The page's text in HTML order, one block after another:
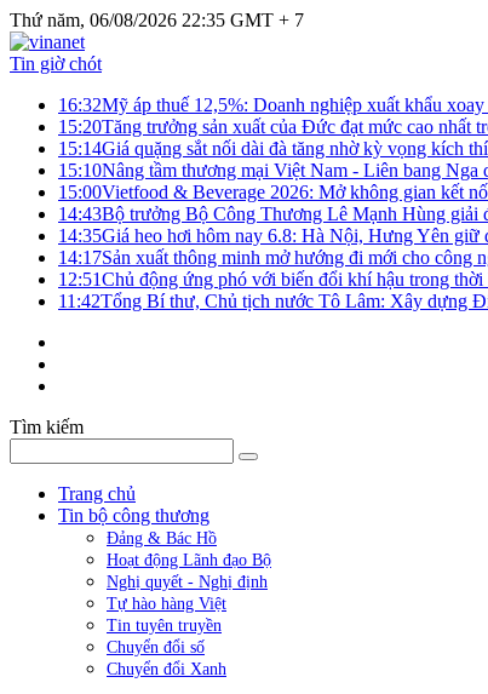
Thứ năm, 06/08/2026 22:35 GMT + 7
Tin giờ chót
16:32Mỹ áp thuế 12,5%: Doanh nghiệp xuất khẩu
15:20Tăng trưởng sản xuất của Đức đạt mức cao nhất
15:14Giá quặng sắt nối dài đà tăng nhờ kỳ vọng kích
15:10Nâng tầm thương mại Việt Nam - Liên bang Nga
15:00Vietfood & Beverage 2026: Mở không gian kết
14:43Bộ trưởng Bộ Công Thương Lê Mạnh Hùng giải
14:35Giá heo hơi hôm nay 6.8: Hà Nội, Hưng Yên giữ
14:17Sản xuất thông minh mở hướng đi mới cho công
12:51Chủ động ứng phó với biến đổi khí hậu trong
11:42Tổng Bí thư, Chủ tịch nước Tô Lâm: Xây dựng
Tìm kiếm
Trang chủ
Tin bộ công thương
Đảng & Bác Hồ
Hoạt động Lãnh đạo Bộ
Nghị quyết - Nghị định
Tự hào hàng Việt
Tin tuyên truyền
Chuyển đổi số
Chuyển đổi Xanh